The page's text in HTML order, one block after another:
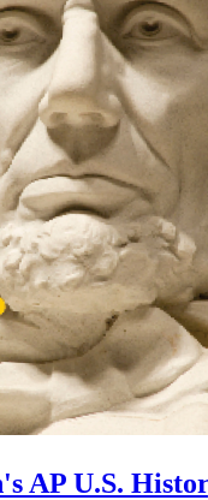
AP U.S.